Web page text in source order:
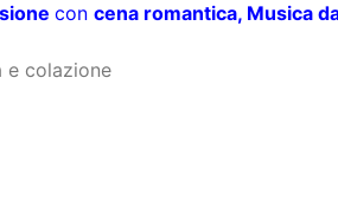
con cena romantica, Musica
e colazione